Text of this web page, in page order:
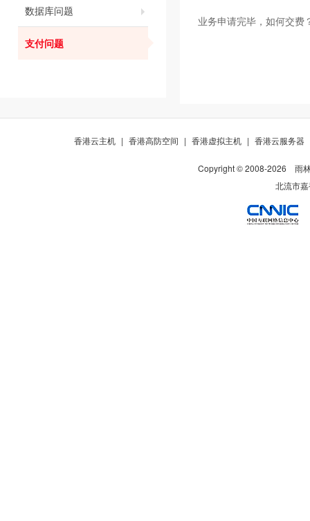
数据库问题
支付问题
业务申请完毕，如何交费
香港云主机 | 香港高防空间 | 香港虚拟主机 | 香港云服务器
Copyright © 2008-2026
雨
北流市